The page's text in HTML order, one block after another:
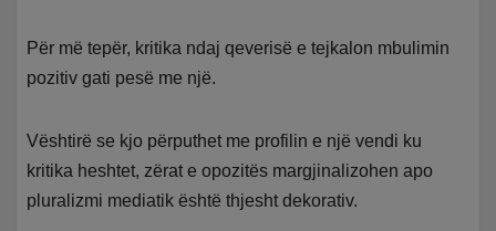
Për më tepër, kritika ndaj qeverisë e tejkalon mbulimin
pozitiv gati pesë me një.
Vështirë se kjo përputhet me profilin e një vendi ku
kritika heshtet, zërat e opozitës margjinalizohen apo
pluralizmi mediatik është thjesht dekorativ.